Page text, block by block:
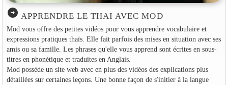
arrow_circle_right APPRENDRE LE THAI AVEC MOD
Mod vous offre des petites vidéos pour vous apprendre vocabulaire et
expressions pratiques thaïs. Elle fait parfois des mises en situation avec ses
amis ou sa famille. Les phrases qu'elle vous apprend sont écrites en sous-
titres en phonétique et traduites en Anglais.
Mod possède un site web avec en plus des vidéos des explications plus
détaillées sur certaines leçons. Une bonne façon de s'initier à la langue